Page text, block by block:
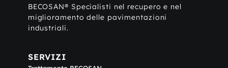
BECOSAN® Specialisti nel recupero e nel
miglioramento delle pavimentazioni
industriali.
SERVIZI